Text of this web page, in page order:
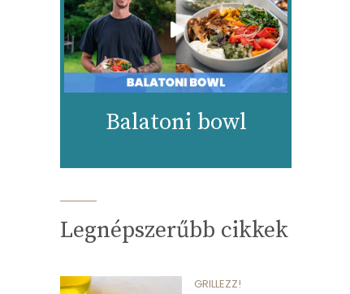
Balatoni bowl
Legnépszerűbb cikkek
GRILLEZZ!